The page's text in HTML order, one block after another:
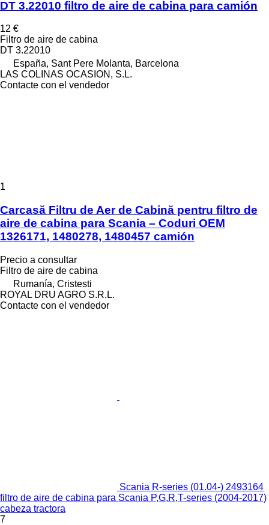
DT 3.22010 filtro de aire de cabina para camión
12 €
Filtro de aire de cabina
DT 3.22010
España, Sant Pere Molanta, Barcelona
LAS COLINAS OCASION, S.L.
Contacte con el vendedor
1
Carcasă Filtru de Aer de Cabină pentru filtro de
aire de cabina para Scania – Coduri OEM
1326171, 1480278, 1480457 camión
Precio a consultar
Filtro de aire de cabina
Rumanía, Cristesti
ROYAL DRU AGRO S.R.L.
Contacte con el vendedor
Scania R-series (01.04-) 2493164
filtro de aire de cabina para Scania P,G,R,T-series (2004-2017)
cabeza tractora
7